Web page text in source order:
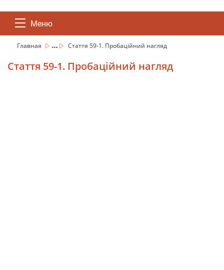
Меню
Главная ... Стаття 59-1. Пробаційний нагляд
Стаття 59-1. Пробаційний нагляд